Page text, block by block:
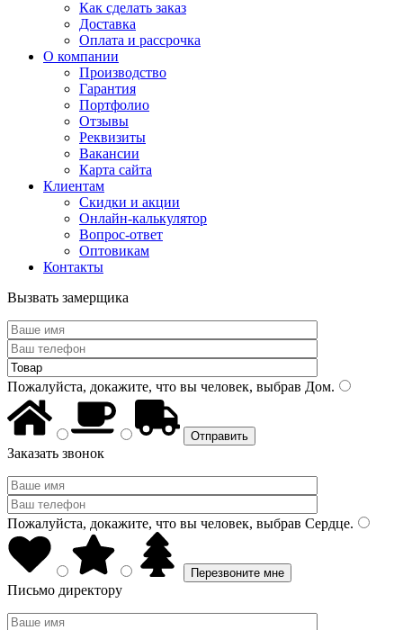
Как сделать заказ
Доставка
Оплата и рассрочка
О компании
Производство
Гарантия
Портфолио
Отзывы
Реквизиты
Вакансии
Карта сайта
Клиентам
Скидки и акции
Онлайн-калькулятор
Вопрос-ответ
Оптовикам
Контакты
Вызвать замерщика
Пожалуйста, докажите, что вы человек, выбрав Дом.
Заказать звонок
Пожалуйста, докажите, что вы человек, выбрав Сердце.
Письмо директору